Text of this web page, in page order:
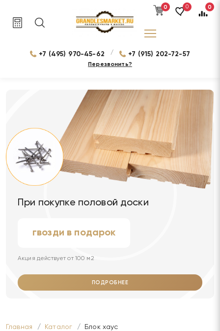
0 0 0
+7 (495) 970-45-62 / +7 (915) 202-72-57
Перезвонить?
При покупке половой доски
гвозди в подарок
Акция действует от 100 м2
ПОДРОБНЕЕ
Главная Каталог Блок хаус